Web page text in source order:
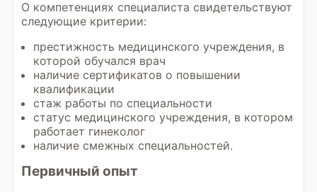
О компетенциях специалиста свидетельствуют
следующие критерии:
престижность медицинского учреждения, в
которой обучался врач
наличие сертификатов о повышении
квалификации
стаж работы по специальности
статус медицинского учреждения, в котором
работает гинеколог
наличие смежных специальностей.
Первичный опыт